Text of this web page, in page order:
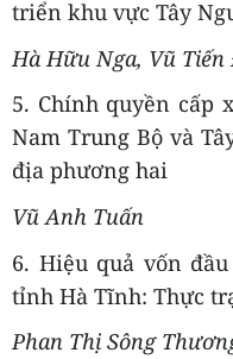
triển khu vực Tây
Hà Hữu Nga, Vũ
5. Chính quyền cấp
Nam Trung Bộ và
địa phương hai
Vũ Anh Tuấn
6. Hiệu quả vốn
tỉnh Hà Tĩnh: Thực
Phan Thị Sông